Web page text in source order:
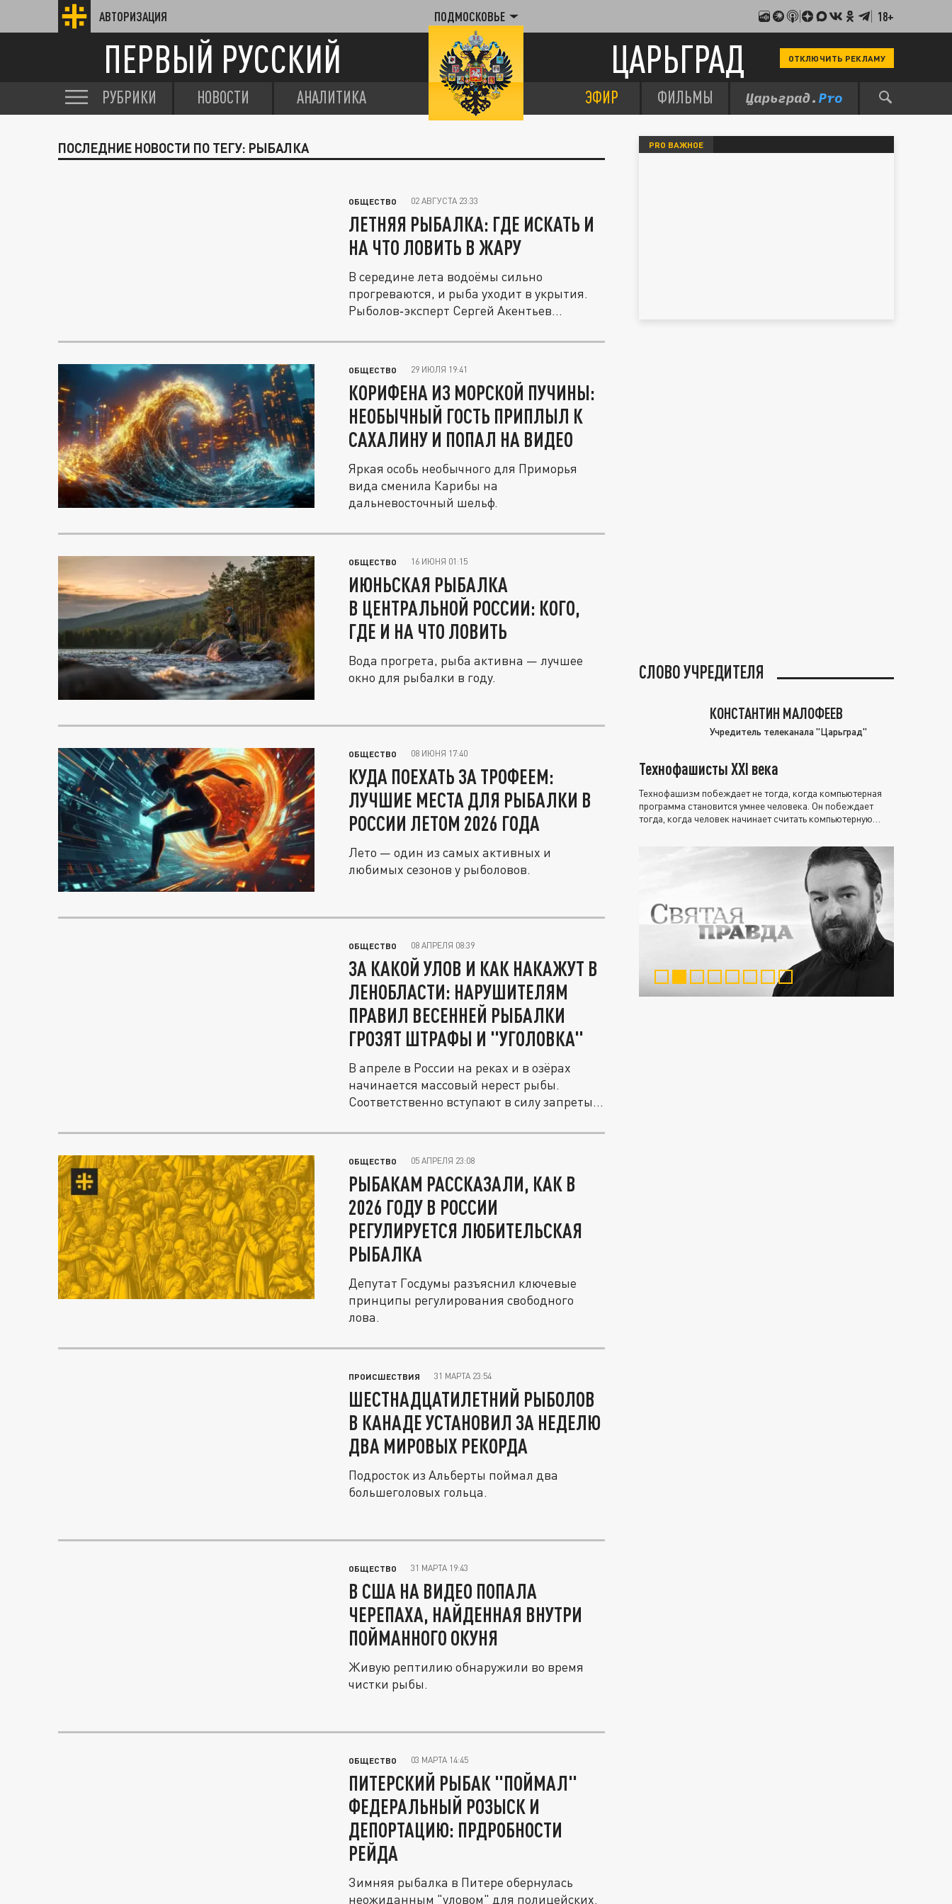
АВТОРИЗАЦИЯ ПОДМОСКОВЬЕ 18+
ПЕРВЫЙ РУССКИЙ ЦАРЬГРАД ОТКЛЮЧИТЬ РЕКЛАМУ
РУБРИКИ НОВОСТИ АНАЛИТИКА ЭФИР ФИЛЬМЫ
ПОСЛЕДНИЕ НОВОСТИ ПО ТЕГУ: РЫБАЛКА
ОБЩЕСТВО 02 АВГУСТА 23:33
ЛЕТНЯЯ РЫБАЛКА: ГДЕ ИСКАТЬ И
НА ЧТО ЛОВИТЬ В ЖАРУ
В середине лета водоёмы сильно
прогреваются, и рыба уходит в укрытия.
Рыболов‑эксперт Сергей Акентьев...
ОБЩЕСТВО 29 ИЮЛЯ 19:41
КОРИФЕНА ИЗ МОРСКОЙ ПУЧИНЫ:
НЕОБЫЧНЫЙ ГОСТЬ ПРИПЛЫЛ К
САХАЛИНУ И ПОПАЛ НА ВИДЕО
Яркая особь необычного для Приморья
вида сменила Карибы на
дальневосточный шельф.
ОБЩЕСТВО 16 ИЮНЯ 01:15
ИЮНЬСКАЯ РЫБАЛКА
В ЦЕНТРАЛЬНОЙ РОССИИ: КОГО,
ГДЕ И НА ЧТО ЛОВИТЬ
Вода прогрета, рыба активна — лучшее
окно для рыбалки в году.
ОБЩЕСТВО 08 ИЮНЯ 17:40
КУДА ПОЕХАТЬ ЗА ТРОФЕЕМ:
ЛУЧШИЕ МЕСТА ДЛЯ РЫБАЛКИ В
РОССИИ ЛЕТОМ 2026 ГОДА
Лето — один из самых активных и
любимых сезонов у рыболовов.
ОБЩЕСТВО 08 АПРЕЛЯ 08:39
ЗА КАКОЙ УЛОВ И КАК НАКАЖУТ В
ЛЕНОБЛАСТИ: НАРУШИТЕЛЯМ
ПРАВИЛ ВЕСЕННЕЙ РЫБАЛКИ
ГРОЗЯТ ШТРАФЫ И "УГОЛОВКА"
В апреле в России на реках и в озёрах
начинается массовый нерест рыбы.
Соответственно вступают в силу запреты...
ОБЩЕСТВО 05 АПРЕЛЯ 23:08
РЫБАКАМ РАССКАЗАЛИ, КАК В
2026 ГОДУ В РОССИИ
РЕГУЛИРУЕТСЯ ЛЮБИТЕЛЬСКАЯ
РЫБАЛКА
Депутат Госдумы разъяснил ключевые
принципы регулирования свободного
лова.
ПРОИСШЕСТВИЯ 31 МАРТА 23:54
ШЕСТНАДЦАТИЛЕТНИЙ РЫБОЛОВ
В КАНАДЕ УСТАНОВИЛ ЗА НЕДЕЛЮ
ДВА МИРОВЫХ РЕКОРДА
Подросток из Альберты поймал два
большеголовых гольца.
ОБЩЕСТВО 31 МАРТА 19:43
В США НА ВИДЕО ПОПАЛА
ЧЕРЕПАХА, НАЙДЕННАЯ ВНУТРИ
ПОЙМАННОГО ОКУНЯ
Живую рептилию обнаружили во время
чистки рыбы.
ОБЩЕСТВО 03 МАРТА 14:45
ПИТЕРСКИЙ РЫБАК "ПОЙМАЛ"
ФЕДЕРАЛЬНЫЙ РОЗЫСК И
ДЕПОРТАЦИЮ: ПРДРОБНОСТИ
РЕЙДА
Зимняя рыбалка в Питере обернулась
неожиданным "уловом" для полицейских.
PRO ВАЖНОЕ
СЛОВО УЧРЕДИТЕЛЯ
КОНСТАНТИН МАЛОФЕЕВ
Учредитель телеканала "Царьград"
Технофашисты XXI века
Технофашизм побеждает не тогда, когда компьютерная
программа становится умнее человека. Он побеждает
тогда, когда человек начинает считать компьютерную